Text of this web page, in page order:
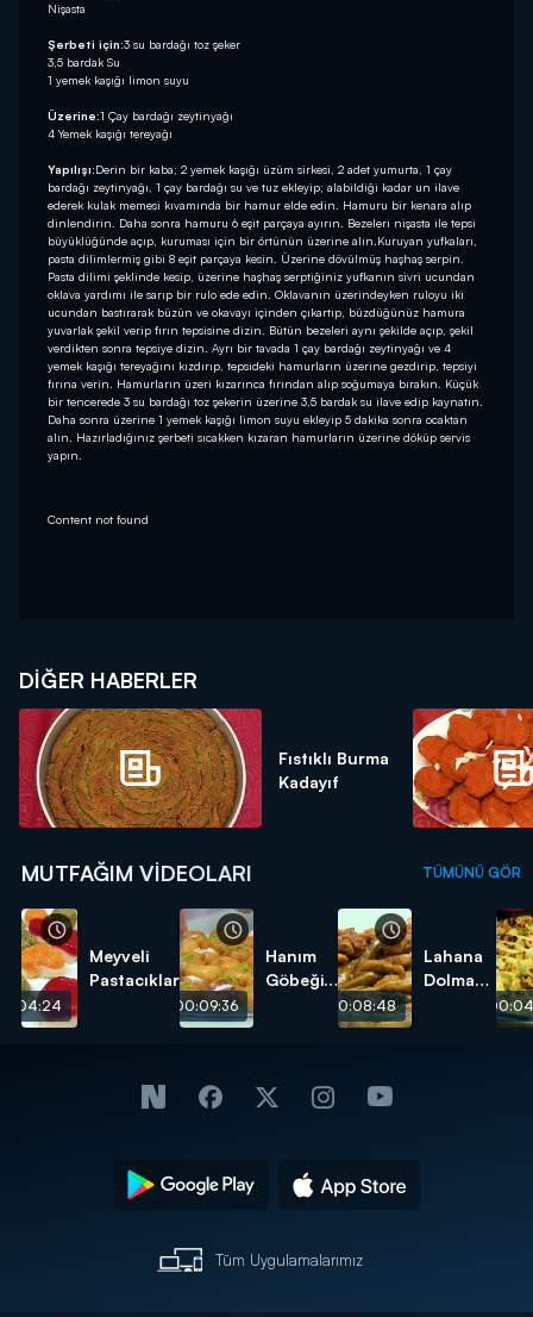
Nişasta
Şerbeti için:3 su bardağı toz şeker
3,5 bardak Su
1 yemek kaşığı limon suyu
Üzerine:1 Çay bardağı zeytinyağı
4 Yemek kaşığı tereyağı
Yapılışı:Derin bir kaba; 2 yemek kaşığı üzüm sirkesi, 2 adet yumurta, 1 çay
bardağı zeytinyağı, 1 çay bardağı su ve tuz ekleyip; alabildiği kadar un ilave
ederek kulak memesi kıvamında bir hamur elde edin. Hamuru bir kenara alıp
dinlendirin. Daha sonra hamuru 6 eşit parçaya ayırın. Bezeleri nişasta ile tepsi
büyüklüğünde açıp, kuruması için bir örtünün üzerine alın.Kuruyan yufkaları,
pasta dilimlermiş gibi 8 eşit parçaya kesin. Üzerine dövülmüş haşhaş serpin.
Pasta dilimi şeklinde kesip, üzerine haşhaş serptiğiniz yufkanın sivri ucundan
oklava yardımı ile sarıp bir rulo ede edin. Oklavanın üzerindeyken ruloyu iki
ucundan bastırarak büzün ve okavayı içinden çıkartıp, büzdüğünüz hamura
yuvarlak şekil verip fırın tepsisine dizin. Bütün bezeleri aynı şekilde açıp, şekil
verdikten sonra tepsiye dizin. Ayrı bir tavada 1 çay bardağı zeytinyağı ve 4
yemek kaşığı tereyağını kızdırıp, tepsideki hamurların üzerine gezdirip, tepsiyi
fırına verin. Hamurların üzeri kızarınca fırından alıp soğumaya bırakın. Küçük
bir tencerede 3 su bardağı toz şekerin üzerine 3,5 bardak su ilave edip kaynatın.
Daha sonra üzerine 1 yemek kaşığı limon suyu ekleyip 5 dakika sonra ocaktan
alın. Hazırladığınız şerbeti sıcakken kızaran hamurların üzerine döküp servis
yapın.
Content not found
DIĞER HABERLER
Fıstıklı Burma
Kadayıf
MUTFAĞIM VIDEOLARI TÜMÜNÜ GÖR
Meyveli
Pastacıklar
00:09:36
Hanım
Göbeği
00:08:48
Lahana
Dolması
Tüm Uygulamalarımız